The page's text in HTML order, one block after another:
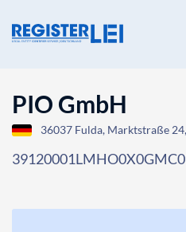
PIO GmbH
36037 Fulda, Marktstraße